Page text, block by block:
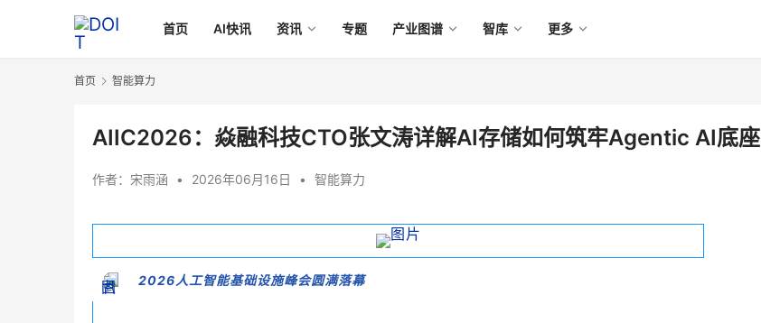
首页 AI快讯 资讯 专题 产业图谱 智库 更多
首页 智能算力
AIIC2026：焱融科技CTO张文涛详解AI存储如何筑牢Agentic AI底座
作者： 宋雨涵 • 2026年06月16日 • 智能算力
2026人工智能基础设施峰会圆满落幕